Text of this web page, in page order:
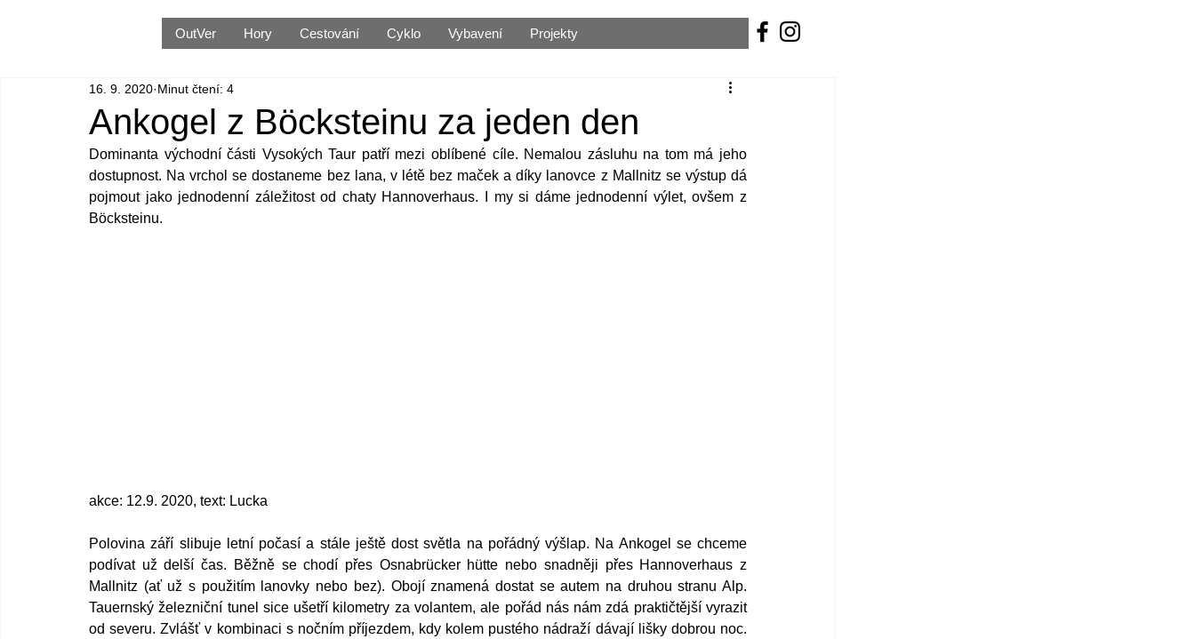
OutVer Hory Cestování Cyklo Vybavení Projekty
Ankogel z Böcksteinu za jeden den
16. 9. 2020 Minut čtení: 4
Dominanta východní části Vysokých Taur patří mezi oblíbené cíle. Nemalou zásluhu na tom má jeho
dostupnost. Na vrchol se dostaneme bez lana, v létě bez maček a díky lanovce z Mallnitz se výstup dá
pojmout jako jednodenní záležitost od chaty Hannoverhaus. I my si dáme jednodenní výlet, ovšem z
Böcksteinu.
akce: 12.9. 2020, text: Lucka
Polovina září slibuje letní počasí a stále ještě dost světla na pořádný výšlap. Na Ankogel se chceme
podívat už delší čas. Běžně se chodí přes Osnabrücker hütte nebo snadněji přes Hannoverhaus z
Mallnitz (ať už s použitím lanovky nebo bez). Obojí znamená dostat se autem na druhou stranu Alp.
Tauernský železniční tunel sice ušetří kilometry za volantem, ale pořád nás nám zdá praktičtější vyrazit
od severu. Zvlášť v kombinaci s nočním příjezdem, kdy kolem pustého nádraží dávají lišky dobrou noc.